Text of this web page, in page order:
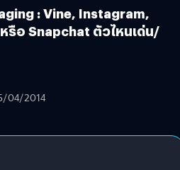
: Vine, Instagram,
รือ Snapchat ตัวไหนเด่น/
04/2014